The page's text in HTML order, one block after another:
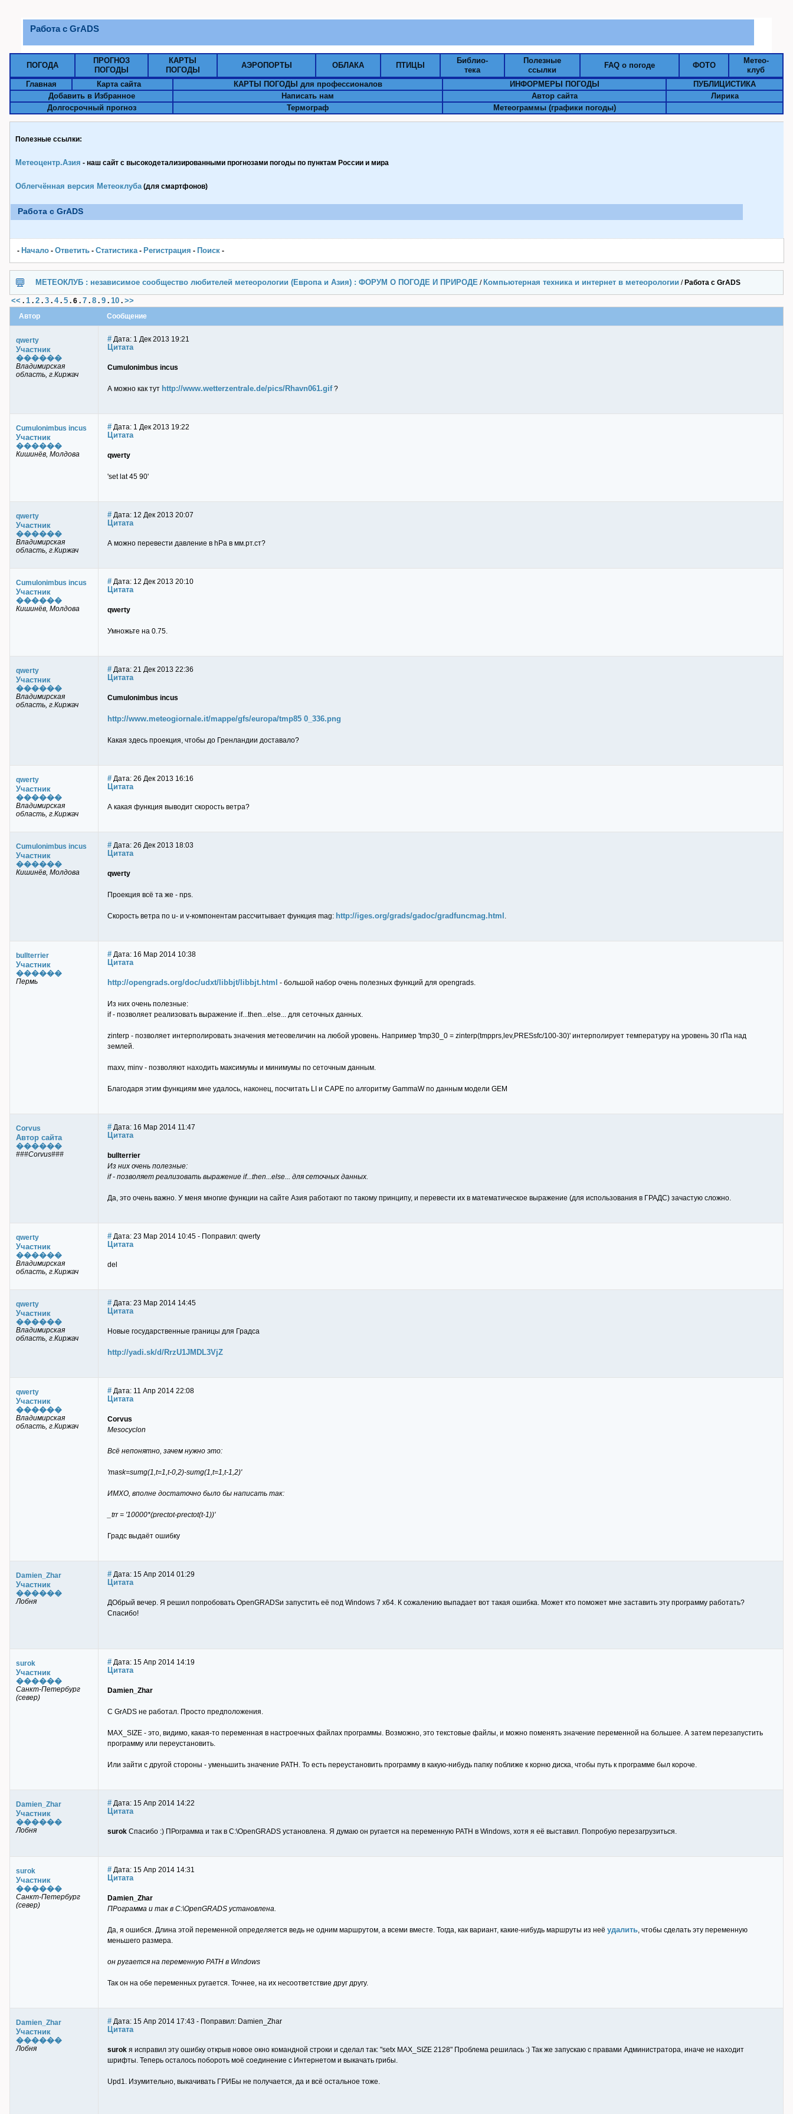
Работа с GrADS
ПОГОДА
ПРОГНОЗ
ПОГОДЫ
КАРТЫ
ПОГОДЫ
АЭРОПОРТЫ ОБЛАКА ПТИЦЫ
Библио-
тека
Полезные
ссылки
FAQ о погоде ФОТО
Метео-
клуб
Главная
Карта сайта КАРТЫ ПОГОДЫ для профессионалов ИНФОРМЕРЫ ПОГОДЫ
ПУБЛИЦИСТИКА
Добавить в Избранное
Написать нам Автор сайта
Лирика
Долгосрочный прогноз
Термограф Метеограммы (графики погоды)
Полезные ссылки:
Метеоцентр.Азия - наш сайт с высокодетализированными прогнозами погоды по пунктам Pоссии и мира
Облегчённая версия Метеоклуба(для смартфонов)
Работа с GrADS
- Начало - Ответить - Статистика- Pегистрация - Поиск -
МЕТЕОКЛУБ : независимое сообщество любителей метеорологии (Европа и Азия) : ФОРУМ О ПОГОДЕ И ПРИРОДЕ / Компьютерная техника и интернет в метеорологии / Работа с GrADS
<< . 1 . 2 . 3 . 4. 5 . 6 . 7 . 8 . 9 . 10 . >>
Автор Сообщение
qwerty
Участник
������
Владимирская
область, г.Киржач
# Дата: 1 Дек 2013 19:21
Цитата
Cumulonimbus incus
А можно как тут http://www.wetterzentrale.de/pics/Rhavn061.gif?
Cumulonimbus incus
Участник
������
Кишинёв, Молдова
# Дата: 1 Дек 2013 19:22
Цитата
qwerty
'set lat 45 90'
qwerty
Участник
������
Владимирская
область, г.Киржач
# Дата: 12 Дек 2013 20:07
Цитата
А можно перевести давление в hPa в мм.рт.ст?
Cumulonimbus incus
Участник
������
Кишинёв, Молдова
# Дата: 12 Дек 2013 20:10
Цитата
qwerty
Умножьте на 0.75.
qwerty
Участник
������
Владимирская
область, г.Киржач
# Дата: 21 Дек 2013 22:36
Цитата
Cumulonimbus incus
http://www.meteogiornale.it/mappe/gfs/europa/tmp85 0_336.png
Какая здесь проекция, чтобы до Гренландии доставало?
qwerty
Участник
������
Владимирская
область, г.Киржач
# Дата: 26 Дек 2013 16:16
Цитата
А какая функция выводит скорость ветра?
Cumulonimbus incus
Участник
������
Кишинёв, Молдова
# Дата: 26 Дек 2013 18:03
Цитата
qwerty
Проекция всё та же - nps.
Скорость ветра по u- и v-компонентам рассчитывает функция mag: http://iges.org/grads/gadoc/gradfuncmag.html .
bullterrier
Участник
������
Пермь
# Дата: 16 Мар 2014 10:38
Цитата
http://opengrads.org/doc/udxt/libbjt/libbjt.html - большой набор очень полезных функций для opengrads.
Из них очень полезные:
if - позволяет реализовать выражение if...then...else... для сеточных данных.
zinterp - позволяет интерполировать значения метеовеличин на любой уровень. Например 'tmp30_0 = zinterp(tmpprs,lev,PRESsfc/100-30)' интерполирует температуру на уровень 30 гПа над
землей.
maxv, minv - позволяют находить максимумы и минимумы по сеточным данным.
Благодаря этим функциям мне удалось, наконец, посчитать LI и CAPE по алгоритму GammaW по данным модели GEM
Corvus
Автор сайта
������
###Corvus###
# Дата: 16 Мар 2014 11:47
Цитата
bullterrier
Из них очень полезные:
if - позволяет реализовать выражение if...then...else... для сеточных данных.
Да, это очень важно. У меня многие функции на сайте Азия работают по такому принципу, и перевести их в математическое выражение (для использования в ГРАДС) зачастую сложно.
qwerty
Участник
������
Владимирская
область, г.Киржач
# Дата: 23 Мар 2014 10:45 - Поправил: qwerty
Цитата
del
qwerty
Участник
������
Владимирская
область, г.Киржач
# Дата: 23 Мар 2014 14:45
Цитата
Новые государственные границы для Градса
http://yadi.sk/d/RrzU1JMDL3VjZ
qwerty
Участник
������
Владимирская
область, г.Киржач
# Дата: 11 Апр 2014 22:08
Цитата
Corvus
Mesocyclon
Всё непонятно, зачем нужно это:
'mask=sumg(1,t=1,t-0,2)-sumg(1,t=1,t-1,2)'
ИМХО, вполне достаточно было бы написать так:
_trr = '10000*(prectot-prectot(t-1))'
Градс выдаёт ошибку
Damien_Zhar
Участник
������
Лобня
# Дата: 15 Апр 2014 01:29
Цитата
ДОбрый вечер. Я решил попробовать OpenGRADSи запустить её под Windows 7 x64. К сожалению выпадает вот такая ошибка. Может кто поможет мне заставить эту программу работать?
Спасибо!
surok
Участник
������
Санкт-Петербург
(север)
# Дата: 15 Апр 2014 14:19
Цитата
Damien_Zhar
С GrADS не работал. Просто предположения.
MAX_SIZE - это, видимо, какая-то переменная в настроечных файлах программы. Возможно, это текстовые файлы, и можно поменять значение переменной на большее. А затем перезапустить
программу или переустановить.
Или зайти с другой стороны - уменьшить значение PATH. То есть переустановить программу в какую-нибудь папку поближе к корню диска, чтобы путь к программе был короче.
Damien_Zhar
Участник
������
Лобня
# Дата: 15 Апр 2014 14:22
Цитата
surok Спасибо :) ПРограмма и так в C:\OpenGRADS установлена. Я думаю он ругается на переменную PATH в Windows, хотя я её выставил. Попробую перезагрузиться.
surok
Участник
������
Санкт-Петербург
(север)
# Дата: 15 Апр 2014 14:31
Цитата
Damien_Zhar
ПРограмма и так в C:\OpenGRADS установлена.
Да, я ошибся. Длина этой переменной определяется ведь не одним маршрутом, а всеми вместе. Тогда, как вариант, какие-нибудь маршруты из неё удалить, чтобы сделать эту переменную
меньшего размера.
он ругается на переменную PATH в Windows
Так он на обе переменных ругается. Точнее, на их несоответствие друг другу.
Damien_Zhar
Участник
������
Лобня
# Дата: 15 Апр 2014 17:43 - Поправил: Damien_Zhar
Цитата
surok я исправил эту ошибку открыв новое окно командной строки и сделал так: "setx MAX_SIZE 2128" Проблема решилась :) Так же запускаю с правами Администратора, иначе не находит
шрифты. Теперь осталось побороть моё соединение с Интернетом и выкачать грибы.
Upd1. Изумительно, выкачивать ГРИБы не получается, да и всё остальное тоже.